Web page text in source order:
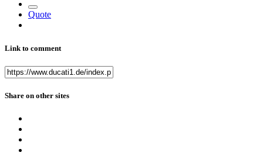
Quote
Link to comment
Share on other sites